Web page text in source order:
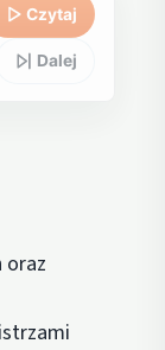
Czytaj
Dalej
oraz